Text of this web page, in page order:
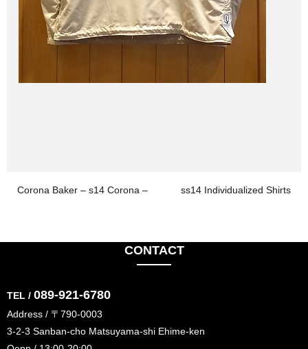
Corona Baker – s14 Corona – ss14 Individualized Shirts
CONTACT
TEL / 089-921-6780
Address / 〒790-0003
3-2-3 Sanban-cho Matsuyama-shi Ehime-ken